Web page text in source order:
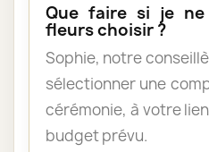
Que faire si je
fleurs choisir ?
Sophie, notre
sélectionner une
cérémonie, à votre
budget prévu.